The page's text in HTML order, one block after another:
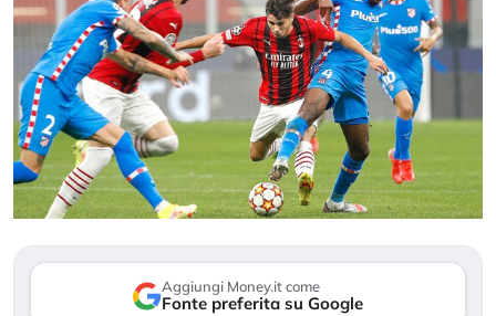
Aggiungi Money.it come
Fonte preferita su Google